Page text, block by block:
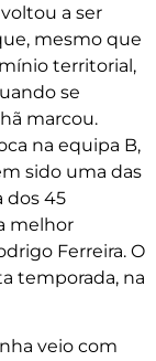
voltou a ser
mesmo que
territorial,
se
marcou.
na equipa B,
sido uma das
dos 45
melhor
Ferreira. O
temporada, na
veio com